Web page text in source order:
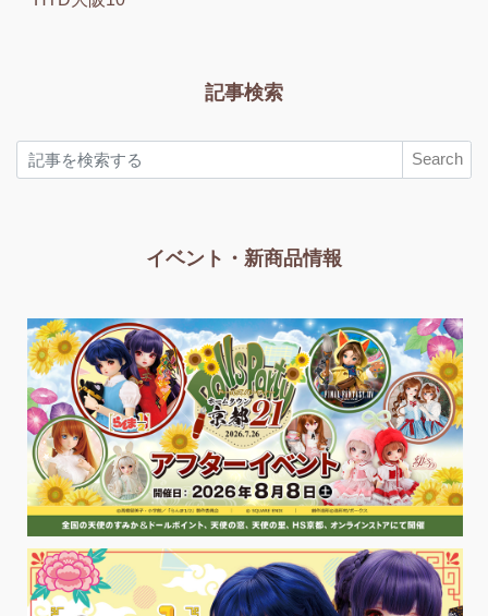
記事検索
Search
イベント・新商品情報